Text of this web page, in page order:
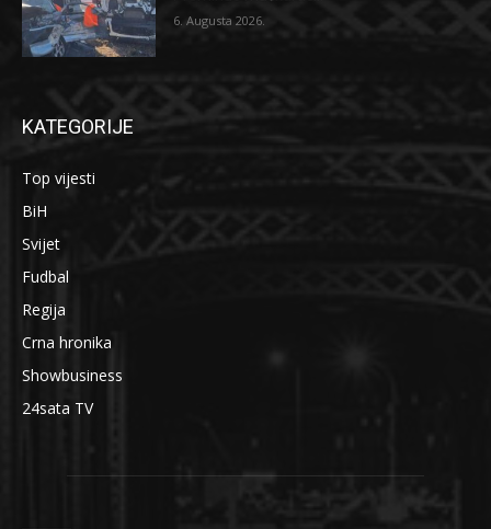
6. Augusta 2026.
KATEGORIJE
Top vijesti
BiH
Svijet
Fudbal
Regija
Crna hronika
Showbusiness
24sata TV